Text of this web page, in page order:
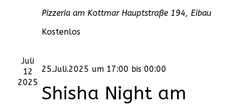
Pizzeria am Kottmar Hauptstraße 194, Eibau
Kostenlos
Juli
12
2025
25.Juli.2025 um 17:00 bis 00:00
Shisha Night am